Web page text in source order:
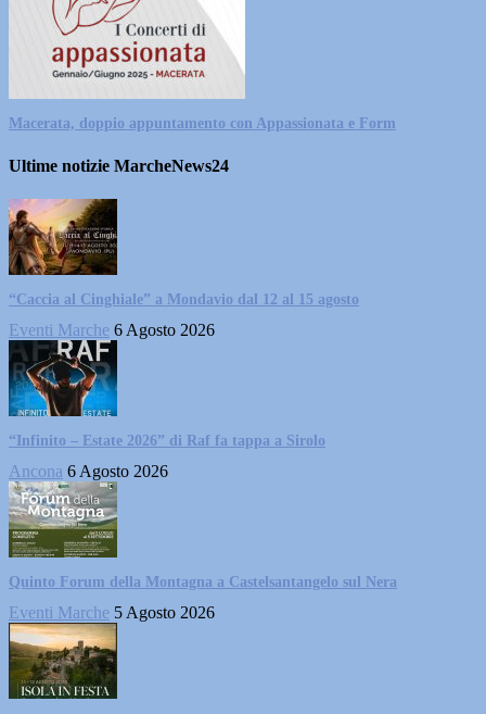
Macerata, doppio appuntamento con Appassionata e Form
Ultime notizie MarcheNews24
“Caccia al Cinghiale” a Mondavio dal 12 al 15 agosto
Eventi Marche 6 Agosto 2026
“Infinito – Estate 2026” di Raf fa tappa a Sirolo
Ancona 6 Agosto 2026
Quinto Forum della Montagna a Castelsantangelo sul Nera
Eventi Marche 5 Agosto 2026